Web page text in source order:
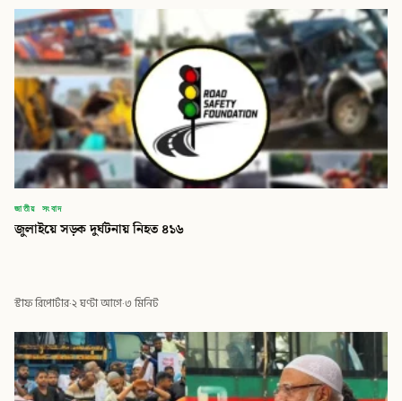
জাতীয় সংবাদ
জুলাইয়ে সড়ক দুর্ঘটনায় নিহত ৪১৬
স্টাফ রিপোর্টার·২ ঘণ্টা আগে·৩ মিনিট